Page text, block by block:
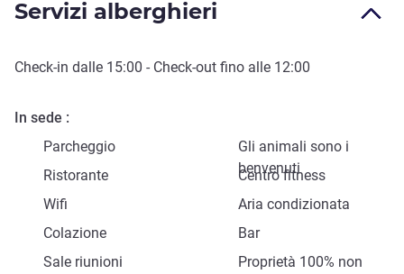
Servizi alberghieri
Check-in dalle 15:00 - Check-out fino alle 12:00
In sede
Parcheggio
Gli animali sono i
benvenuti
Ristorante
Centro fitness
Wifi
Aria condizionata
Colazione
Bar
Sale riunioni
Proprietà 100% non